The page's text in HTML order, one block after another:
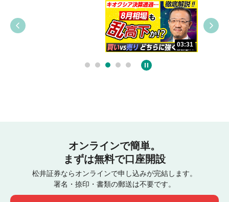
03:31
オンラインで簡単。
まずは無料で口座開設
松井証券ならオンラインで申し込みが完結します。
署名・捺印・書類の郵送は不要です。